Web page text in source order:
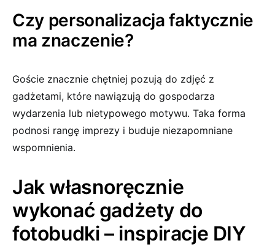
Czy personalizacja faktycznie
ma znaczenie?
Goście znacznie chętniej pozują do zdjęć z
gadżetami, które nawiązują do gospodarza
wydarzenia lub nietypowego motywu. Taka forma
podnosi rangę imprezy i buduje niezapomniane
wspomnienia.
Jak własnoręcznie
wykonać gadżety do
fotobudki – inspiracje DIY